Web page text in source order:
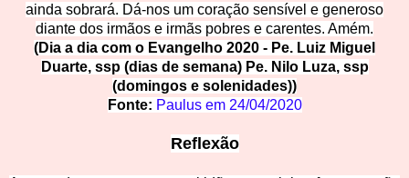
ainda sobrará. Dá-nos um coração sensível e generoso
diante dos irmãos e irmãs pobres e carentes. Amém.
(Dia a dia com o Evangelho 2020 - Pe. Luiz Miguel
Duarte, ssp (dias de semana) Pe. Nilo Luza, ssp
(domingos e solenidades))
Fonte: Paulus em 24/04/2020
Reflexão